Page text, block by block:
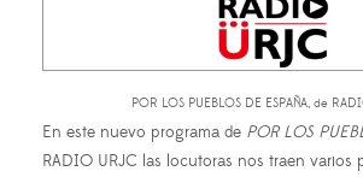
POR LOS PUEBLOS DE ESPAÑA, de
En este nuevo programa de POR LOS
RADIO URJC las locutoras nos traen varios